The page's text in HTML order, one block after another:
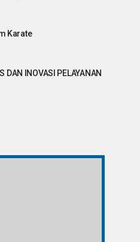
Karate
DAN INOVASI PELAYANAN